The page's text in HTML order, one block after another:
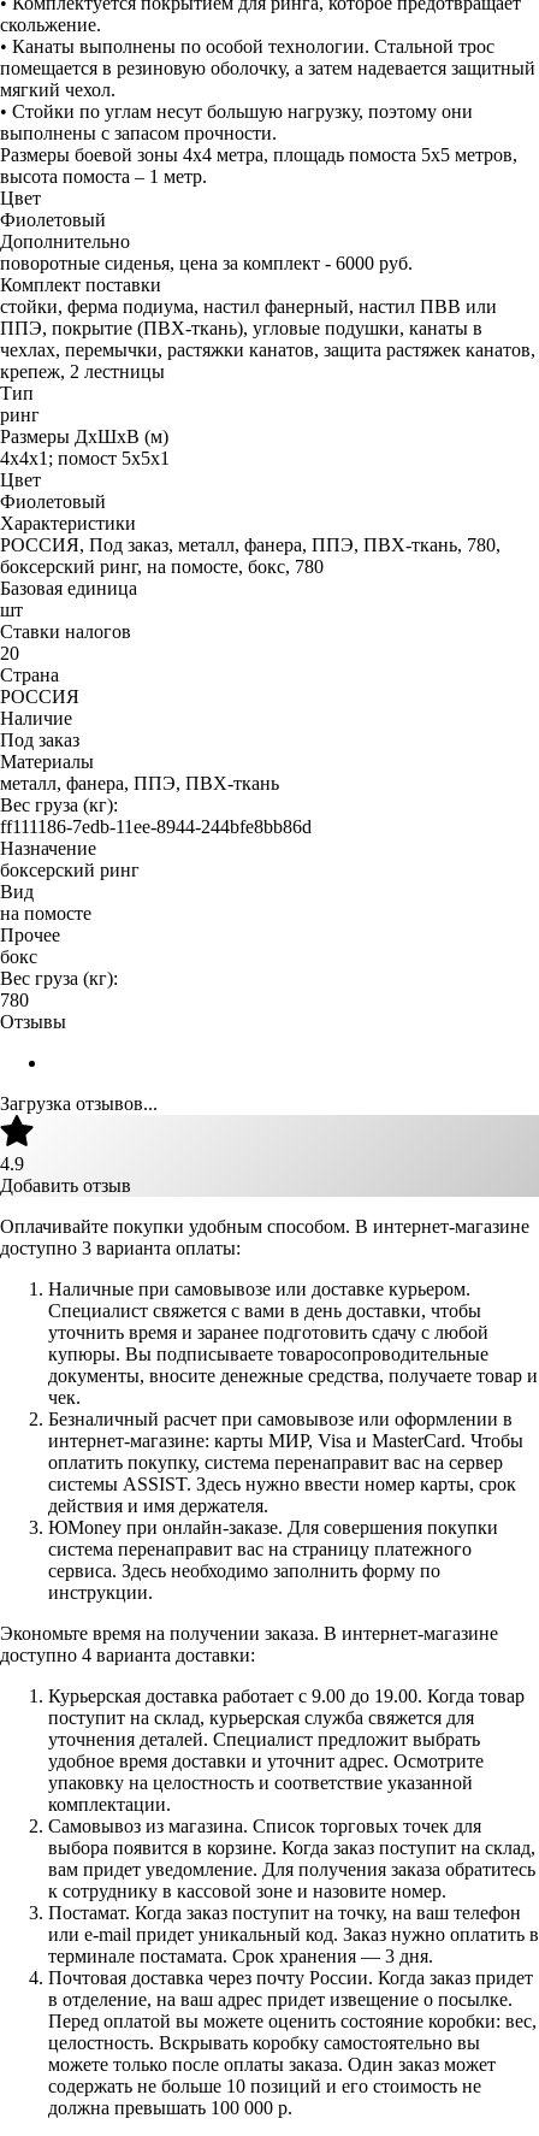
скольжение.
• Канаты выполнены по особой технологии. Стальной трос
помещается в резиновую оболочку, а затем надевается защитный
мягкий чехол.
• Стойки по углам несут большую нагрузку, поэтому они
выполнены с запасом прочности.
Размеры боевой зоны 4х4 метра, площадь помоста 5х5 метров,
высота помоста – 1 метр.
Цвет
Фиолетовый
Дополнительно
поворотные сиденья, цена за комплект - 6000 руб.
Комплект поставки
стойки, ферма подиума, настил фанерный, настил ПВВ или
ППЭ, покрытие (ПВХ-ткань), угловые подушки, канаты в
чехлах, перемычки, растяжки канатов, защита растяжек канатов,
крепеж, 2 лестницы
Тип
ринг
Размеры ДхШхВ (м)
4х4х1; помост 5х5х1
Цвет
Фиолетовый
Характеристики
РОССИЯ, Под заказ, металл, фанера, ППЭ, ПВХ-ткань, 780,
боксерский ринг, на помосте, бокс, 780
Базовая единица
шт
Ставки налогов
20
Страна
РОССИЯ
Наличие
Под заказ
Материалы
металл, фанера, ППЭ, ПВХ-ткань
Вес груза (кг):
ff111186-7edb-11ee-8944-244bfe8bb86d
Назначение
боксерский ринг
Вид
на помосте
Прочее
бокс
Вес груза (кг):
780
Отзывы
Загрузка отзывов...
4.9
Добавить отзыв
Оплачивайте покупки удобным способом. В интернет-магазине
доступно 3 варианта оплаты:
Наличные при самовывозе или доставке курьером.
Специалист свяжется с вами в день доставки, чтобы
уточнить время и заранее подготовить сдачу с любой
купюры. Вы подписываете товаросопроводительные
документы, вносите денежные средства, получаете товар и
чек.
Безналичный расчет при самовывозе или оформлении в
интернет-магазине: карты МИР, Visa и MasterCard. Чтобы
оплатить покупку, система перенаправит вас на сервер
системы ASSIST. Здесь нужно ввести номер карты, срок
действия и имя держателя.
ЮMoney при онлайн-заказе. Для совершения покупки
система перенаправит вас на страницу платежного
сервиса. Здесь необходимо заполнить форму по
инструкции.
Экономьте время на получении заказа. В интернет-магазине
доступно 4 варианта доставки:
Курьерская доставка работает с 9.00 до 19.00. Когда товар
поступит на склад, курьерская служба свяжется для
уточнения деталей. Специалист предложит выбрать
удобное время доставки и уточнит адрес. Осмотрите
упаковку на целостность и соответствие указанной
комплектации.
Самовывоз из магазина. Список торговых точек для
выбора появится в корзине. Когда заказ поступит на склад,
вам придет уведомление. Для получения заказа обратитесь
к сотруднику в кассовой зоне и назовите номер.
Постамат. Когда заказ поступит на точку, на ваш телефон
или e-mail придет уникальный код. Заказ нужно оплатить в
терминале постамата. Срок хранения — 3 дня.
Почтовая доставка через почту России. Когда заказ придет
в отделение, на ваш адрес придет извещение о посылке.
Перед оплатой вы можете оценить состояние коробки: вес,
целостность. Вскрывать коробку самостоятельно вы
можете только после оплаты заказа. Один заказ может
содержать не больше 10 позиций и его стоимость не
должна превышать 100 000 р.